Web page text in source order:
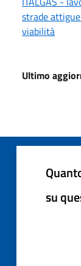
strade
viabilità
Ultimo
su